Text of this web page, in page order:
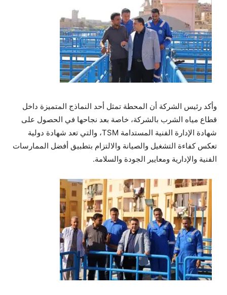
وأكد رئيس الشركة أن المحطة تمثل أحد النماذج المتميزة داخل
قطاع مياه الشرب بالشركة، خاصة بعد نجاحها في الحصول على
شهادة الإدارة الفنية المستدامة TSM، والتي تعد شهادة دولية
تعكس كفاءة التشغيل والصيانة والالتزام بتطبيق أفضل الممارسات
الفنية والإدارية ومعايير الجودة والسلامة.